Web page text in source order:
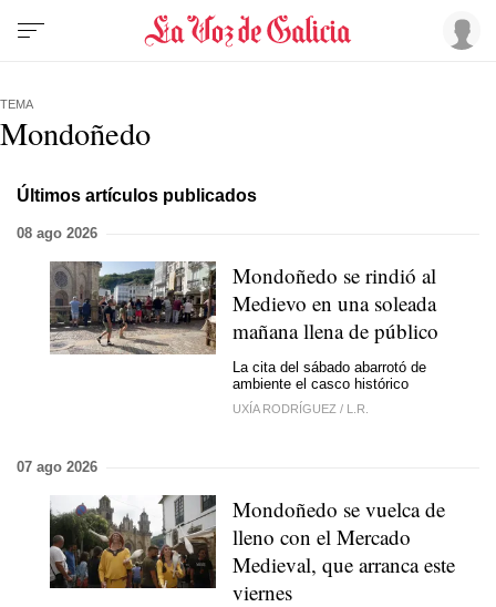
TEMA
Mondoñedo
Últimos artículos publicados
08 ago 2026
Mondoñedo se rindió al
Medievo en una soleada
mañana llena de público
La cita del sábado abarrotó de
ambiente el casco histórico
UXÍA RODRÍGUEZ / L.R.
07 ago 2026
Mondoñedo se vuelca de
lleno con el Mercado
Medieval, que arranca este
viernes